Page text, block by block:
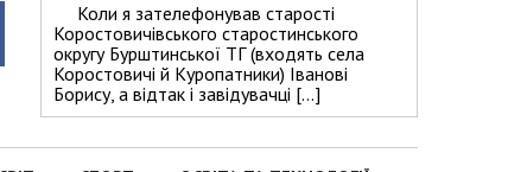
Коли я зателефонував старості
Коростовичівського старостинського
округу Бурштинської ТГ (входять села
Коростовичі й Куропатники) Іванові
Борису, а відтак і завідувачці […]